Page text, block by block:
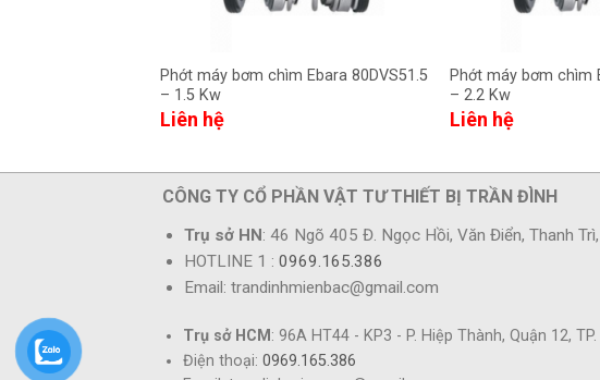
Phớt máy bơm chìm Ebara 80DVS51.5
– 1.5 Kw
Liên hệ
Phớt máy bơm chìm
– 2.2 Kw
Liên hệ
CÔNG TY CỔ PHẦN VẬT TƯ THIẾT BỊ TRẦN ĐÌNH
Trụ sở HN: 46 Ngõ 405 Đ. Ngọc Hồi, Văn Điển, Thanh
HOTLINE 1 :0969.165.386
Email: trandinhmienbac@gmail.com
Trụ sở HCM : 96A HT44 - KP3 - P. Hiệp Thành, Quận 12, TP.
Điện thoại:0969.165.386